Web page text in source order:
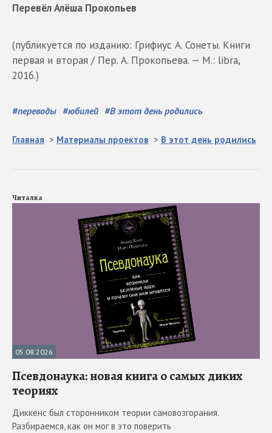
Перевёл Алёша Прокопьев
(публикуется по изданию: Грифиус А. Сонеты. Книги
первая и вторая / Пер. А. Прокопьева. — М.: libra,
2016.)
#переводы #юбилей #В этот день родились
Главная > Материалы проектов > В этот день родились
Читалка
05.08.2026
Псевдонаука: новая книга о самых диких
теориях
Диккенс был сторонником теории самовозгорания.
Разбираемся, как он мог в это поверить